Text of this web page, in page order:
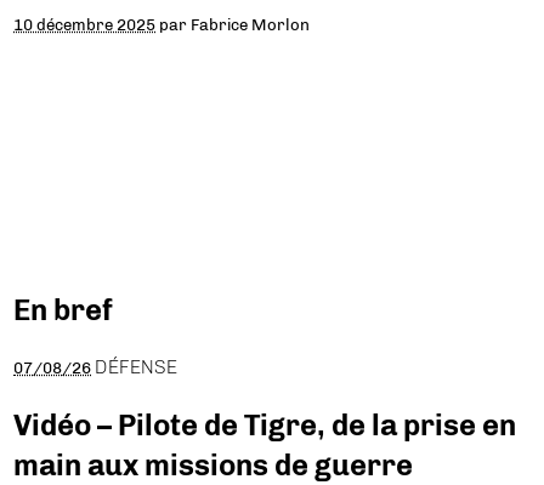
10 décembre 2025 par Fabrice Morlon
En bref
07/08/26 DÉFENSE
Vidéo – Pilote de Tigre, de la prise en
main aux missions de guerre